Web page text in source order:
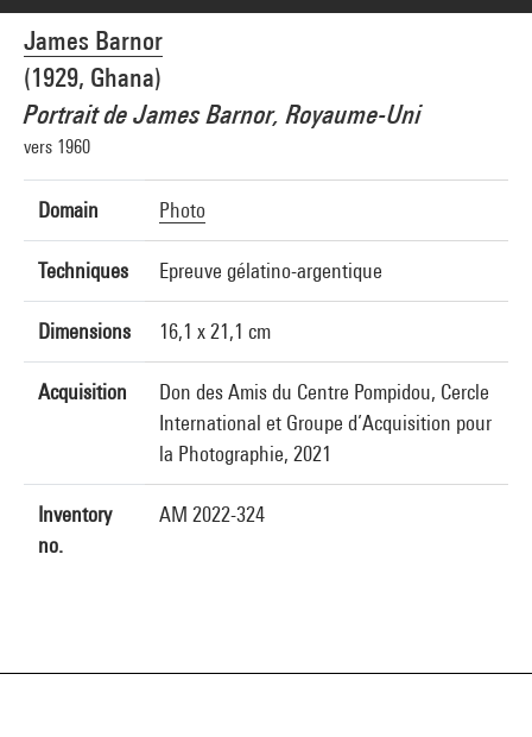
James Barnor
(1929, Ghana)
Portrait de James Barnor, Royaume-Uni
vers 1960
Domain Photo
Techniques Epreuve gélatino-argentique
Dimensions 16,1 x 21,1 cm
Acquisition
Don des Amis du Centre Pompidou, Cercle
International et Groupe d’Acquisition pour
la Photographie, 2021
Inventory
no.
AM 2022-324
©James Barnor
Photo credits : Centre Pompidou, MNAM-CCI/Joseph Banderet/Dist. GrandPalaisRmn
Image reference : 4Y08126
Image presentation :GrandPalaisRmnPhoto